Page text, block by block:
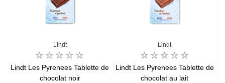
Lindt
Lindt Les Pyrenees Tablette de
chocolat noir
Lindt
Lindt Les Pyrenees Tablette de
chocolat au lait